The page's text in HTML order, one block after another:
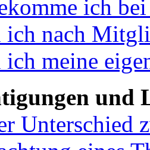
ich
nach
meine
und
Unterschied